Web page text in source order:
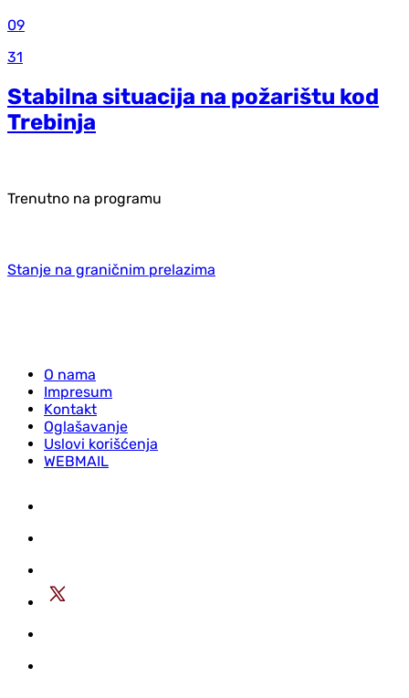
09
31
Stabilna situacija na požarištu kod
Trebinja
Trenutno na programu
Stanje na graničnim prelazima
O nama
Impresum
Kontakt
Oglašavanje
Uslovi korišćenja
WEBMAIL